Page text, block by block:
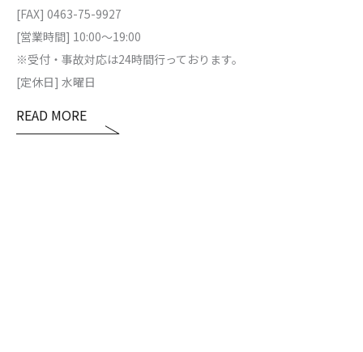
[FAX] 0463-75-9927
[営業時間] 10:00～19:00
※受付・事故対応は24時間行っております。
[定休日] 水曜日
READ MORE